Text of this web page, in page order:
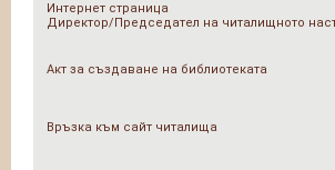
Интернет страница
Директор/Председател на читалищното
Акт за създаване на библиотеката
Връзка към сайт читалища